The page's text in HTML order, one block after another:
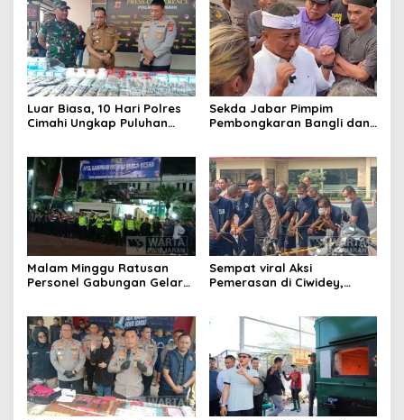
Luar Biasa, 10 Hari Polres
Cimahi Ungkap Puluhan
Sekda Jabar Pimpim
Pembongkaran Bangli dan
Malam Minggu Ratusan
Personel Gabungan Gelar
Sempat viral Aksi
Pemerasan di Ciwidey,